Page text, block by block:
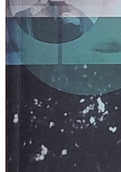
RAZNO
OD RJEČNIKA
DO
ŠAH
SPORT